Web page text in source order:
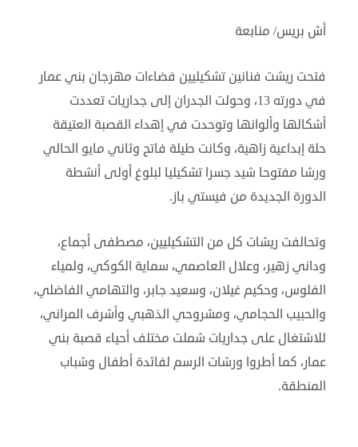
أش بريس/ منابعة
فتحت ريشت فنانين تشكيليين فضاءات مهرجان بني عمار
في دورته 13، وحولت الجدران إلى جداريات تعددت
أشكالها وألوانها وتوحدت في إهداء القصبة العتيقة
حلة إبداعية زاهية، وكانت طيلة فاتح وثاني مايو الحالي
ورشا مفتوحا شيد جسرا تشكيليا لبلوغ أولى أنشطة
الدورة الجديدة من فيستي باز.
وتحالفت ريشات كل من التشكيليين، مصطفى أجماع،
وداني زهير، وعلال العاصمي، سماية الكوكي، ولمياء
الفلوس، وحكيم غيلان، وسعيد جابر، والتهامي الفاضلي،
والحبيب الحجامي، ومشروحي الذهبي وأشرف المراني،
للاشتغال على جداريات شملت مختلف أحياء قصبة بني
عمار، كما أطروا ورشات الرسم لفائدة أطفال وشباب
المنطقة.